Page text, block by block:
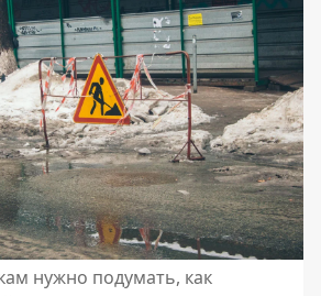
нужно подумать, как